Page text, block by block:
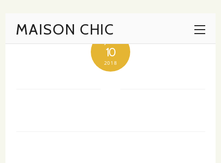
MAISON CHIC
JULI
10
2018